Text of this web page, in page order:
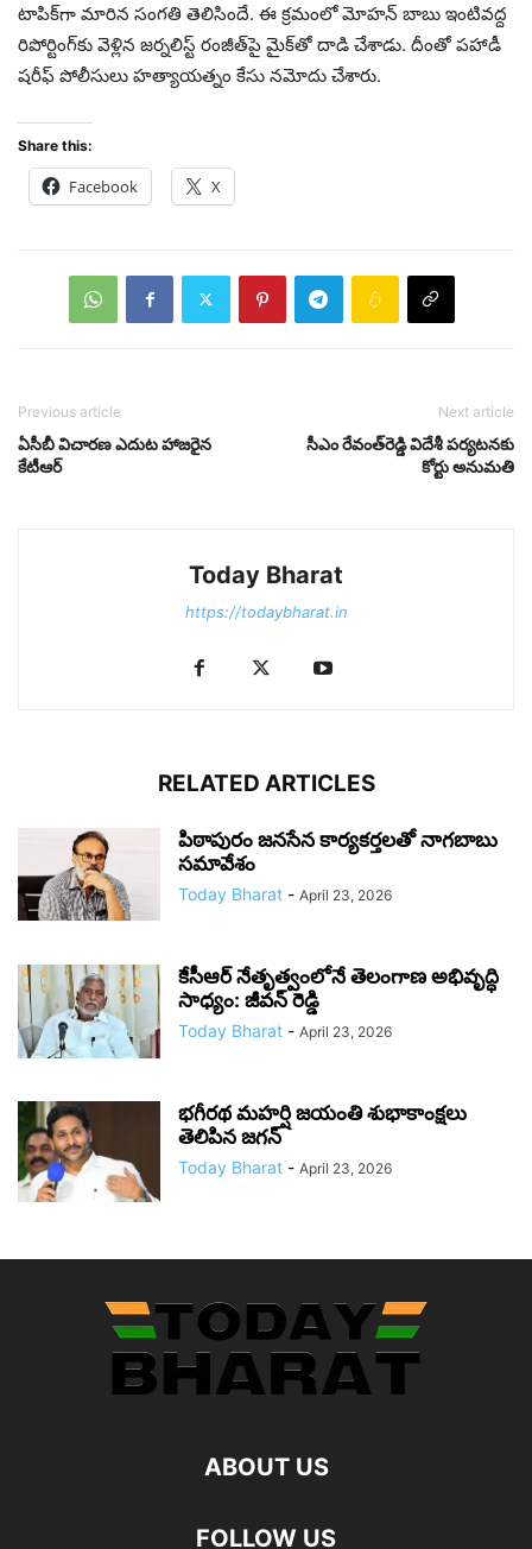
టాపిక్‌గా మారిన సంగతి తెలిసిందే. ఈ క్రమంలో మోహన్ బాబు ఇంటివద్ద
రిపోర్టింగ్‌కు వెళ్లిన జర్నలిస్ట్ రంజీత్‌పై మైక్‌తో దాడి చేశాడు. దీంతో పహాడీ
షరీఫ్ పోలీసులు హత్యాయత్నం కేసు నమోదు చేశారు.
Share this:
Facebook X
Previous article
ఏసీబీ విచారణ ఎదుట హాజరైన
కేటీఆర్‌
Next article
సీఎం రేవంత్‌రెడ్డి విదేశీ పర్యటనకు
కోర్టు అనుమతి
Today Bharat
https://todaybharat.in
RELATED ARTICLES
పిఠాపురం జనసేన కార్యకర్తలతో నాగబాబు
సమావేశం
Today Bharat - April 23, 2026
కేసీఆర్ నేతృత్వంలోనే తెలంగాణ అభివృద్ధి
సాధ్యం: జీవన్ రెడ్డి
Today Bharat - April 23, 2026
భగీరథ మహర్షి జయంతి శుభాకాంక్షలు
తెలిపిన జగన్‌
Today Bharat - April 23, 2026
ABOUT US
FOLLOW US